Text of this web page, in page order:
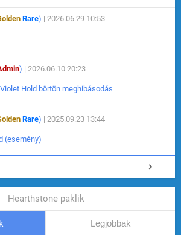
Rare) | 2026.06.29 10:53
) | 2026.06.10 20:23
Violet Hold börtön meghibásodás
Rare) | 2025.09.23 13:44
(esemény)
Hearthstone paklik
Legjobbak